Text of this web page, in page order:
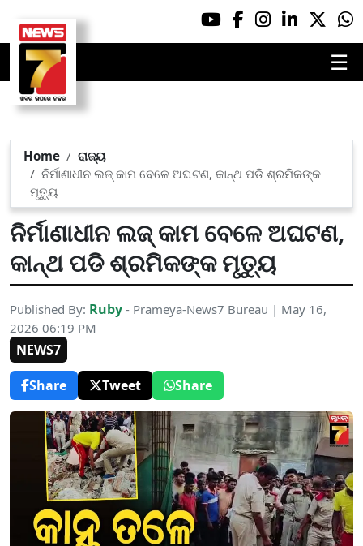
☰
Home
ରାଜ୍ୟ
ନିର୍ମାଣାଧୀନ ଲଜ୍ କାମ ବେଳେ ଅଘଟଣ, କାନ୍ଥ ପଡି ଶ୍ରମିକଙ୍କ
ମୃତ୍ୟୁ
ନିର୍ମାଣାଧୀନ ଲଜ୍ କାମ ବେଳେ ଅଘଟଣ,
କାନ୍ଥ ପଡି ଶ୍ରମିକଙ୍କ ମୃତ୍ୟୁ
Published By: Ruby - Prameya-News7 Bureau | May 16,
2026 06:19 PM
NEWS7
Share
Tweet Share